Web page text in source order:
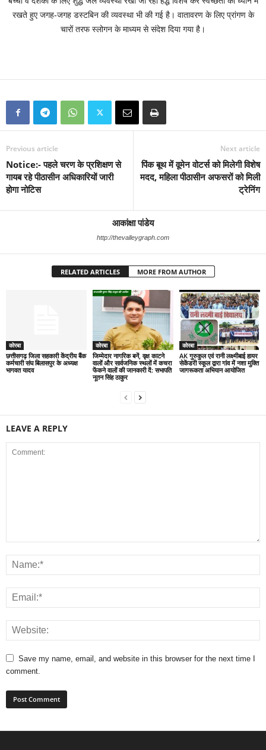
रखते हुए जगह-जगह डस्टबिन की व्यवस्था भी की गई है। वातावरण के लिए प्रांगण के
चारों तरफ स्लोगन के माध्यम से संदेश दिया गया है।
Previous article
Notice:- पहले चरण के प्रशिक्षण से
गायब रहे पीठासीन अधिकारियों जारी
होगा नोटिस
Next article
पिंक बूथ में वूमेन वोटर्स को मिलेगी विशेष
मदद, महिला पीठासीन अफसरों को मिली
ट्रेनिंग
आकांक्षा पांडेय
http://thevalleygraph.com
RELATED ARTICLES MORE FROM AUTHOR
कोरबा
छत्तीसगढ़ जिला सहकारी केंद्रीय बैंक
कर्मचारी संघ बिलासपुर के अध्यक्ष
भागवत यादव
कोरबा
जिम्मेदार नागरिक बनें, वृक्ष काटने
वालों और सार्वजनिक स्थलों में कचरा
फेंकने वालों की जानकारी दें: सभापति
नूतन सिंह ठाकुर
कोरबा
AK गुरुकुल एवं रानी लक्ष्मीबाई हायर
सेकेंडरी स्कूल द्वारा गांव में नशा मुक्ति
जागरूकता अभियान आयोजित
LEAVE A REPLY
Save my name, email, and website in this browser for the next time I
comment.